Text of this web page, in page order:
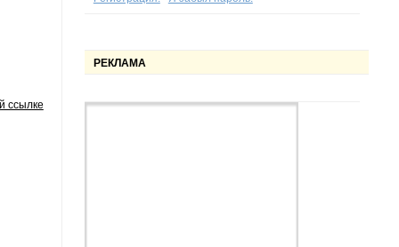
ссылке
РЕКЛАМА